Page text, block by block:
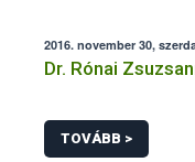
2016. november 30,
Dr. Rónai
TOVÁBB >